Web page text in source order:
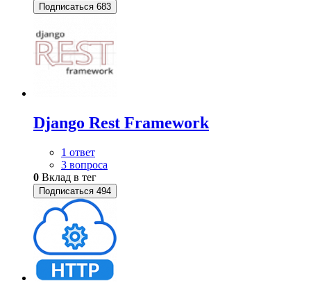
Подписаться 683
Django Rest Framework
1 ответ
3 вопроса
0 Вклад в тег
Подписаться 494